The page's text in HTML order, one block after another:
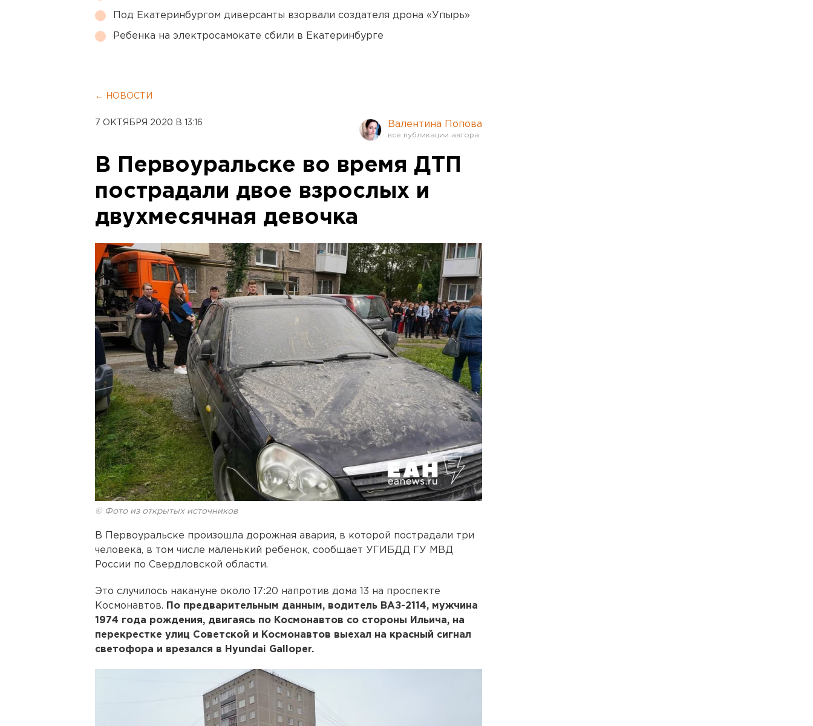
Под Екатеринбургом диверсанты взорвали создателя дрона «Упырь»
Ребенка на электросамокате сбили в Екатеринбурге
← НОВОСТИ
7 ОКТЯБРЯ 2020 В 13:16 Валентина Попова
В Первоуральске во время ДТП
пострадали двое взрослых и
двухмесячная девочка
© Фото из открытых источников
В Первоуральске произошла дорожная авария, в которой пострадали три
человека, в том числе маленький ребенок, сообщает УГИБДД ГУ МВД
России по Свердловской области.
Это случилось накануне около 17:20 напротив дома 13 на проспекте
Космонавтов.
По предварительным данным, водитель ВАЗ-2114, мужчина
1974 года рождения, двигаясь по Космонавтов со стороны Ильича, на
перекрестке улиц Советской и Космонавтов выехал на красный сигнал
светофора и врезался в Hyundai Galloper.